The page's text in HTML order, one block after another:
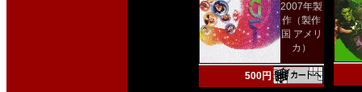
2007年製
作（製作
国 アメリ
カ）
500円